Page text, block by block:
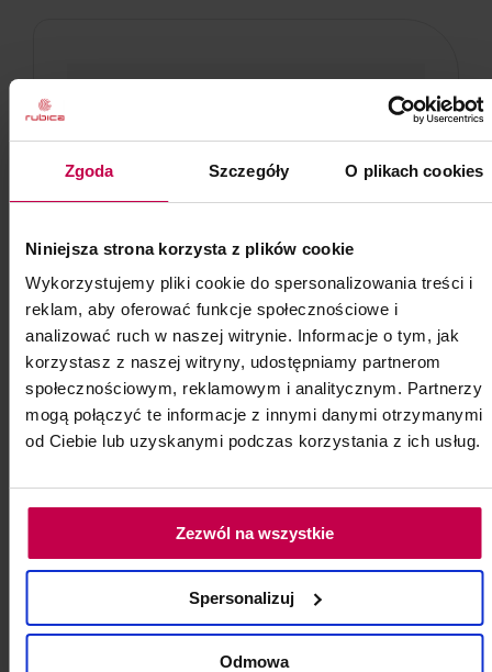
Zgoda Szczegóły O plikach cookies
Niniejsza strona korzysta z plików cookie
Wykorzystujemy pliki cookie do spersonalizowania treści i
reklam, aby oferować funkcje społecznościowe i
analizować ruch w naszej witrynie. Informacje o tym, jak
korzystasz z naszej witryny, udostępniamy partnerom
społecznościowym, reklamowym i analitycznym. Partnerzy
mogą połączyć te informacje z innymi danymi otrzymanymi
od Ciebie lub uzyskanymi podczas korzystania z ich usług.
Zezwól na wszystkie
Spersonalizuj
Odmowa
Ręcznik fryzjerski włókninowy
cięty 70x40 cm 60szt fryzjerski
Jednorazowy ręcznik włókninowy cięty w
płatach Premium Rubica